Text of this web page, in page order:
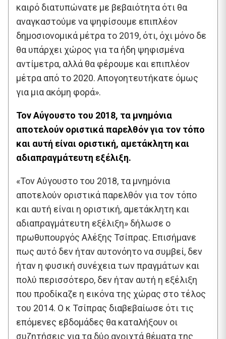
καιρό διατυπώνατε με βεβαιότητα ότι θα
αναγκαστούμε να ψηφίσουμε επιπλέον
δημοσιονομικά μέτρα το 2019, ότι, όχι μόνο δε
θα υπάρχει χώρος για τα ήδη ψηφισμένα
αντίμετρα, αλλά θα φέρουμε και επιπλέον
μέτρα από το 2020. Απογοητευτήκατε όμως
για μια ακόμη φορά».
Τον Αύγουστο του 2018, τα μνημόνια
αποτελούν οριστικά παρελθόν για τον τόπο
και αυτή είναι οριστική, αμετάκλητη και
αδιαπραγμάτευτη εξέλιξη.
«Τον Αύγουστο του 2018, τα μνημόνια
αποτελούν οριστικά παρελθόν για τον τόπο
και αυτή είναι η οριστική, αμετάκλητη και
αδιαπραγμάτευτη εξέλιξη» δήλωσε ο
πρωθυπουργός Αλέξης Τσίπρας. Επισήμανε
πως αυτό δεν ήταν αυτονόητο να συμβεί, δεν
ήταν η φυσική συνέχεια των πραγμάτων και
πολύ περισσότερο, δεν ήταν αυτή η εξέλιξη
που προδίκαζε η εικόνα της χώρας στο τέλος
του 2014. Ο κ Τσίπρας διαβεβαίωσε ότι τις
επόμενες εβδομάδες θα καταλήξουν οι
συζητήσεις για τα δύο ανοιχτά θέματα της